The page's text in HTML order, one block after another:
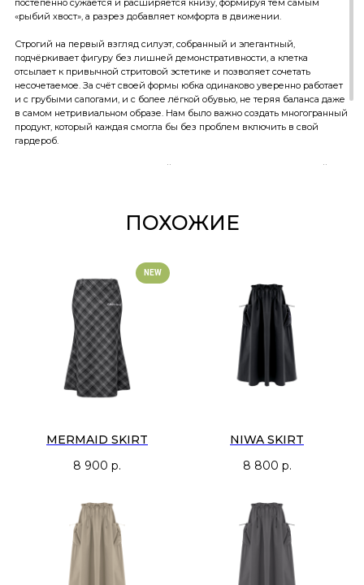
постепенно сужается и расширяется книзу, формируя тем самым
«рыбий хвост», а разрез добавляет комфорта в движении.
Строгий на первый взгляд силуэт, собранный и элегантный,
подчёркивает фигуру без лишней демонстративности, а клетка
отсылает к привычной стритовой эстетике и позволяет сочетать
несочетаемое. За счёт своей формы юбка одинаково уверенно работает
и с грубыми сапогами, и с более лёгкой обувью, не теряя баланса даже
в самом нетривиальном образе. Нам было важно создать многогранный
продукт, который каждая смогла бы без проблем включить в свой
гардероб.
Детали поддерживают идею двойственности: спереди — вышитый
ПОХОЖИЕ
NEW
MERMAID SKIRT
8 900 р.
NIWA SKIRT
8 800 р.